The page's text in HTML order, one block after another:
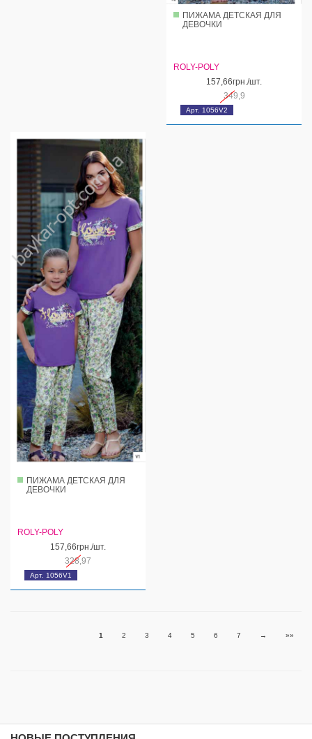
Арт. 1056V2
ПИЖАМА ДЕТСКАЯ ДЛЯ
ДЕВОЧКИ
ROLY-POLY
157,66грн./шт.
349,9
Арт. 1056V1
ПИЖАМА ДЕТСКАЯ ДЛЯ
ДЕВОЧКИ
ROLY-POLY
157,66грн./шт.
328,97
1 2 3 4 5 6 7 → »»